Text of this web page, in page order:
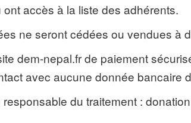
accès à la liste des adhérents.
ne seront cédées ou vendues à
dem-nepal.fr de paiement
avec aucune donnée bancaire
du traitement :